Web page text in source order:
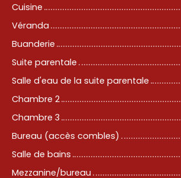
Cuisine
Véranda
Buanderie
Suite parentale
Salle d'eau de la suite parentale
Chambre 2
Chambre 3
Bureau (accès combles)
Salle de bains
Mezzanine/bureau